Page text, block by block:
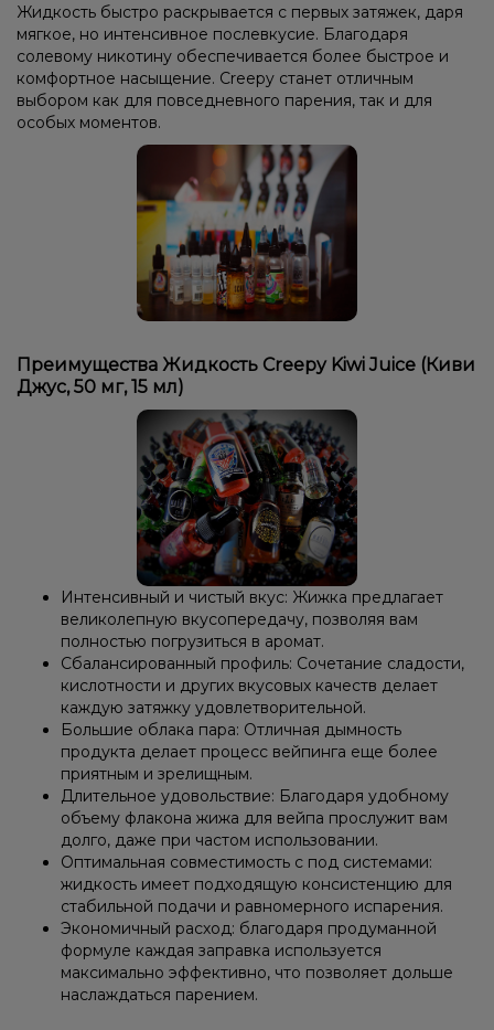
Жидкость быстро раскрывается с первых затяжек, даря
мягкое, но интенсивное послевкусие. Благодаря
солевому никотину обеспечивается более быстрое и
комфортное насыщение. Creepy станет отличным
выбором как для повседневного парения, так и для
особых моментов.
Преимущества Жидкость Creepy Kiwi Juice (Киви
Джус, 50 мг, 15 мл)
Интенсивный и чистый вкус: Жижка предлагает
великолепную вкусопередачу, позволяя вам
полностью погрузиться в аромат.
Сбалансированный профиль: Сочетание сладости,
кислотности и других вкусовых качеств делает
каждую затяжку удовлетворительной.
Большие облака пара: Отличная дымность
продукта делает процесс вейпинга еще более
приятным и зрелищным.
Длительное удовольствие: Благодаря удобному
объему флакона жижа для вейпа прослужит вам
долго, даже при частом использовании.
Оптимальная совместимость с под системами:
жидкость имеет подходящую консистенцию для
стабильной подачи и равномерного испарения.
Экономичный расход: благодаря продуманной
формуле каждая заправка используется
максимально эффективно, что позволяет дольше
наслаждаться парением.